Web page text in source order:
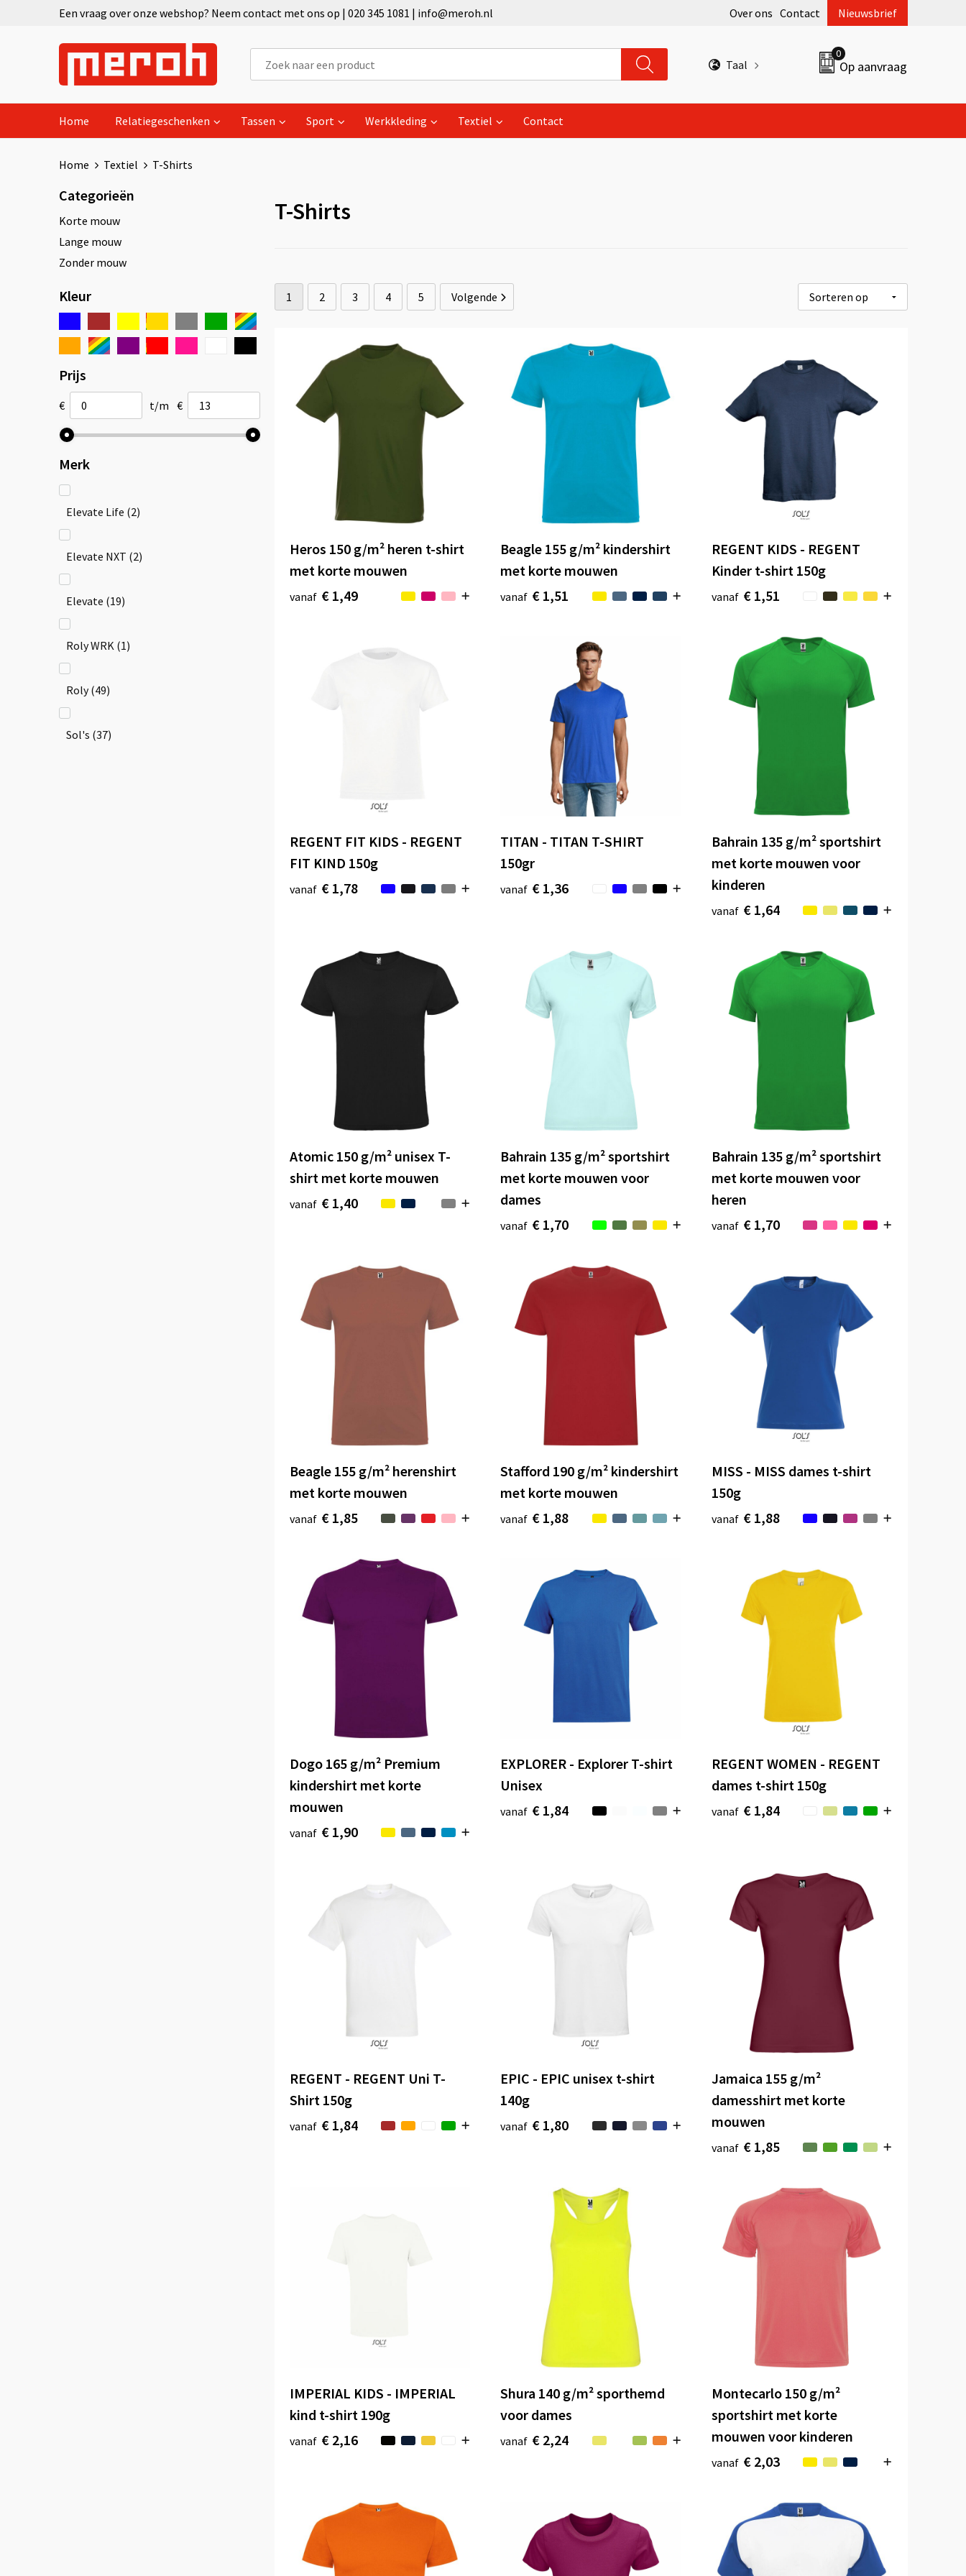
Een vraag over onze webshop? Neem contact met ons op | 020 345 1081 | info@meroh.nl Over ons Contact Nieuwsbrief
Taal
0
Op aanvraag
Home Relatiegeschenken Tassen Sport Werkkleding Textiel Contact
Home Textiel T-Shirts
Categorieën
Korte mouw
Lange mouw
Zonder mouw
Kleur
Prijs
€ t/m €
Merk
Elevate Life (2)
Elevate NXT (2)
Elevate (19)
Roly WRK (1)
Roly (49)
Sol's (37)
T-Shirts
1 2 3 4 5 Volgende
Heros 150 g/m² heren t-shirt
met korte mouwen
vanaf € 1,49
Beagle 155 g/m² kindershirt
met korte mouwen
vanaf € 1,51
REGENT KIDS - REGENT
Kinder t-shirt 150g
vanaf € 1,51
REGENT FIT KIDS - REGENT
FIT KIND 150g
vanaf € 1,78
TITAN - TITAN T-SHIRT
150gr
vanaf € 1,36
Bahrain 135 g/m² sportshirt
met korte mouwen voor
kinderen
vanaf € 1,64
Atomic 150 g/m² unisex T-
shirt met korte mouwen
vanaf € 1,40
Bahrain 135 g/m² sportshirt
met korte mouwen voor
dames
vanaf € 1,70
Bahrain 135 g/m² sportshirt
met korte mouwen voor
heren
vanaf € 1,70
Beagle 155 g/m² herenshirt
met korte mouwen
vanaf € 1,85
Stafford 190 g/m² kindershirt
met korte mouwen
vanaf € 1,88
MISS - MISS dames t-shirt
150g
vanaf € 1,88
Dogo 165 g/m² Premium
kindershirt met korte
mouwen
vanaf € 1,90
EXPLORER - Explorer T-shirt
Unisex
vanaf € 1,84
REGENT WOMEN - REGENT
dames t-shirt 150g
vanaf € 1,84
REGENT - REGENT Uni T-
Shirt 150g
vanaf € 1,84
EPIC - EPIC unisex t-shirt
140g
vanaf € 1,80
Jamaica 155 g/m²
damesshirt met korte
mouwen
vanaf € 1,85
IMPERIAL KIDS - IMPERIAL
kind t-shirt 190g
vanaf € 2,16
Shura 140 g/m² sporthemd
voor dames
vanaf € 2,24
Montecarlo 150 g/m²
sportshirt met korte
mouwen voor kinderen
vanaf € 2,03